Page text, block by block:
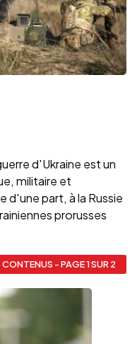
d'Ukraine est un
militaire et
d'une part, à la Russie
prorusses
CONTENUS - PAGE 1 SUR 2